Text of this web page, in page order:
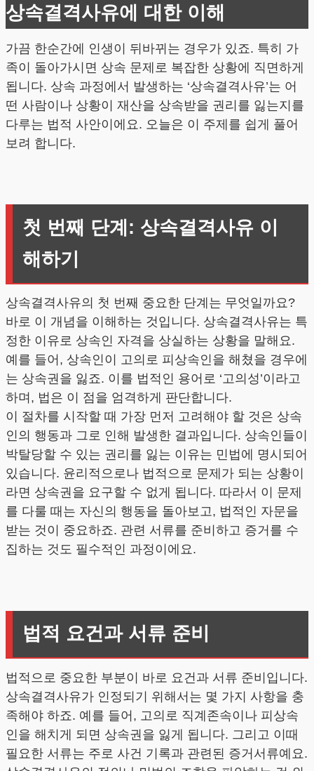
상속결격사유에 대한 이해
가끔 한순간에 인생이 뒤바뀌는 경우가 있죠. 특히 가
족이 돌아가시면 상속 문제로 복잡한 상황에 직면하게
됩니다. 상속 과정에서 발생하는 ‘상속결격사유’는 어
떤 사람이나 상황이 재산을 상속받을 권리를 잃는지를
다루는 법적 사안이에요. 오늘은 이 주제를 쉽게 풀어
보려 합니다.
첫 번째 단계: 상속결격사유 이
해하기
상속결격사유의 첫 번째 중요한 단계는 무엇일까요?
바로 이 개념을 이해하는 것입니다. 상속결격사유는 특
정한 이유로 상속인 자격을 상실하는 상황을 말해요.
예를 들어, 상속인이 고의로 피상속인을 해쳤을 경우에
는 상속권을 잃죠. 이를 법적인 용어로 ‘고의성’이라고
하며, 법은 이 점을 엄격하게 판단합니다.
이 절차를 시작할 때 가장 먼저 고려해야 할 것은 상속
인의 행동과 그로 인해 발생한 결과입니다. 상속인들이
박탈당할 수 있는 권리를 잃는 이유는 민법에 명시되어
있습니다. 윤리적으로나 법적으로 문제가 되는 상황이
라면 상속권을 요구할 수 없게 됩니다. 따라서 이 문제
를 다룰 때는 자신의 행동을 돌아보고, 법적인 자문을
받는 것이 중요하죠. 관련 서류를 준비하고 증거를 수
집하는 것도 필수적인 과정이에요.
법적 요건과 서류 준비
법적으로 중요한 부분이 바로 요건과 서류 준비입니다.
상속결격사유가 인정되기 위해서는 몇 가지 사항을 충
족해야 하죠. 예를 들어, 고의로 직계존속이나 피상속
인을 해치게 되면 상속권을 잃게 됩니다. 그리고 이때
필요한 서류는 주로 사건 기록과 관련된 증거서류예요.